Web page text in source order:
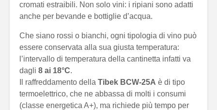
cromati estraibili. Non solo vini: i ripiani sono adatti
anche per bevande e bottiglie d’acqua.
Che siano rossi o bianchi, ogni tipologia di vino può
essere conservata alla sua giusta temperatura:
l’intervallo di temperatura della cantinetta infatti va
dagli 8 ai 18°C.
Il raffreddamento della Tibek BCW-25A è di tipo
termoelettrico, che ne abbassa di molti i consumi
(classe energetica A+), ma richiede più tempo per